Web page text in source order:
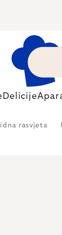
Delicije
rasvjeta